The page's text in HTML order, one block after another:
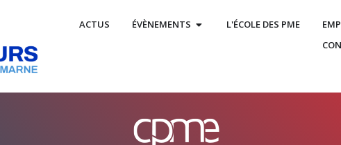
ACTUS ÉVÈNEMENTS L'ÉCOLE DES PME